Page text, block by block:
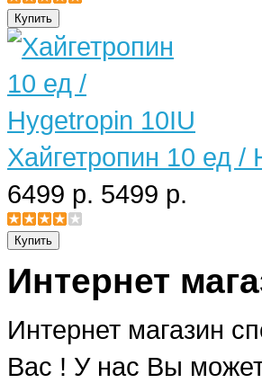
Хайгетропин 10 ед /
6499 р. 5499 р.
Интернет
Интернет магазин
Вас ! У нас Вы